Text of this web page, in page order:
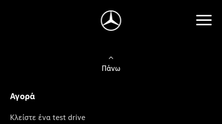
Πάνω
Αγορά
Κλείστε ένα test drive